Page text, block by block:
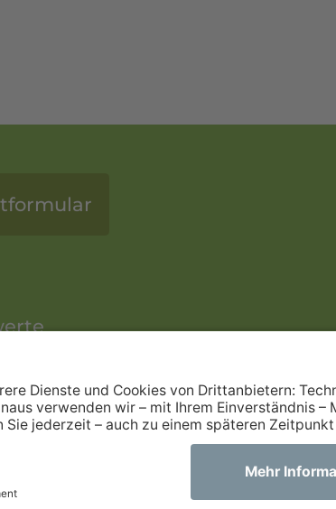
schwerte.de